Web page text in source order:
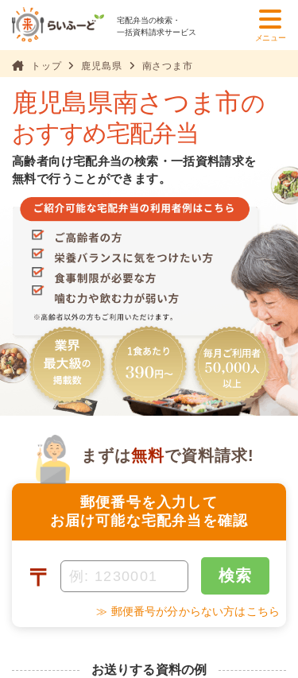
宅配弁当の検索・
一括資料請求サービス
メニュー
トップ 鹿児島県 南さつま市
鹿児島県南さつま市の
おすすめ宅配弁当
高齢者向け宅配弁当の検索・一括資料請求を
無料で行うことができます。
郵便番号を入力して
お届け可能な宅配弁当を確認
まずは無料で資料請求!
〒 検索
≫ 郵便番号が分からない方はこちら
お送りする資料の例